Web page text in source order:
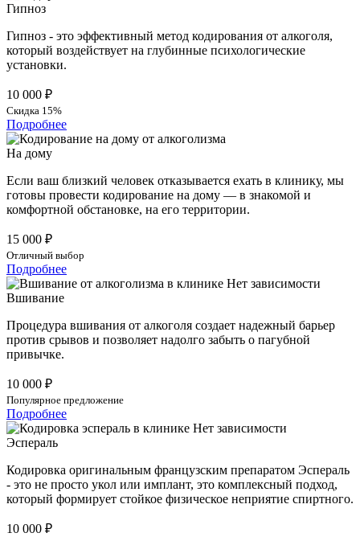
Гипноз
Гипноз - это эффективный метод кодирования от алкоголя,
который воздействует на глубинные психологические
установки.
10 000 ₽
Скидка 15%
Подробнее
На дому
Если ваш близкий человек отказывается ехать в клинику, мы
готовы провести кодирование на дому — в знакомой и
комфортной обстановке, на его территории.
15 000 ₽
Отличный выбор
Подробнее
Вшивание
Процедура вшивания от алкоголя создает надежный барьер
против срывов и позволяет надолго забыть о пагубной
привычке.
10 000 ₽
Популярное предложение
Подробнее
Эспераль
Кодировка оригинальным французским препаратом Эспераль
- это не просто укол или имплант, это комплексный подход,
который формирует стойкое физическое неприятие спиртного.
10 000 ₽